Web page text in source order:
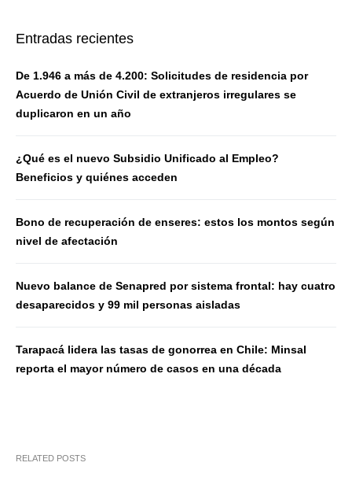
Entradas recientes
De 1.946 a más de 4.200: Solicitudes de residencia por
Acuerdo de Unión Civil de extranjeros irregulares se
duplicaron en un año
¿Qué es el nuevo Subsidio Unificado al Empleo?
Beneficios y quiénes acceden
Bono de recuperación de enseres: estos los montos según
nivel de afectación
Nuevo balance de Senapred por sistema frontal: hay cuatro
desaparecidos y 99 mil personas aisladas
Tarapacá lidera las tasas de gonorrea en Chile: Minsal
reporta el mayor número de casos en una década
RELATED POSTS